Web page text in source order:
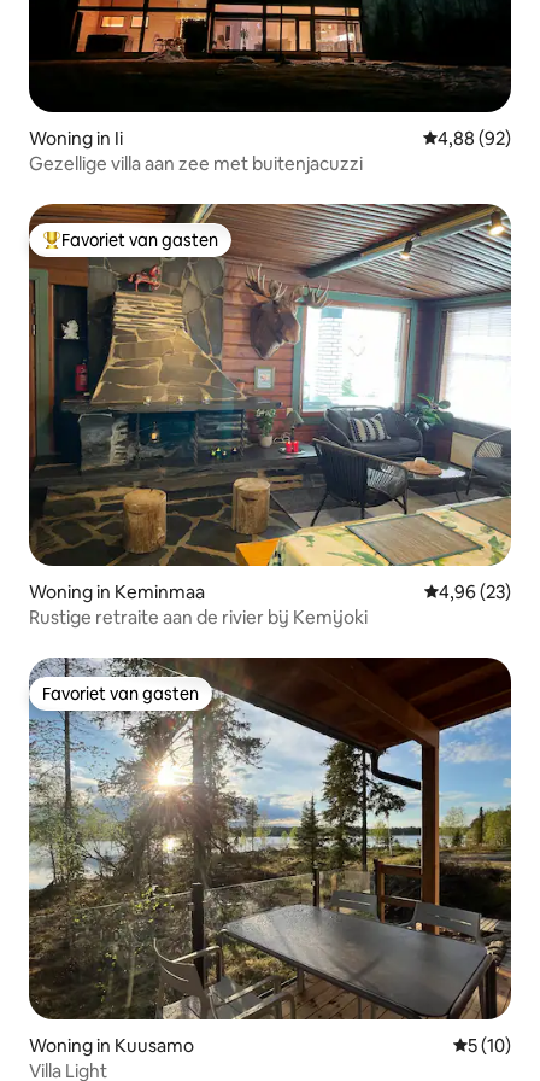
Woning in Ii Gemiddelde
4,88 (92)
Gezellige villa aan zee met buitenjacuzzi
Topfavoriet van gasten
Favoriet van gasten
Woning in Keminmaa Gemiddelde
4,96 (23)
Rustige retraite aan de rivier bij Kemijoki
Favoriet van gasten
Favoriet van gasten
Woning in Kuusamo
5 (10)
Villa Light